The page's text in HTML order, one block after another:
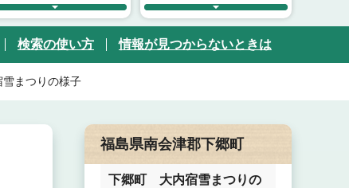
検索の使い方 情報が見つからないときは
まつりの様子
福島県南会津郡下郷町
下郷町 大内宿雪まつりの